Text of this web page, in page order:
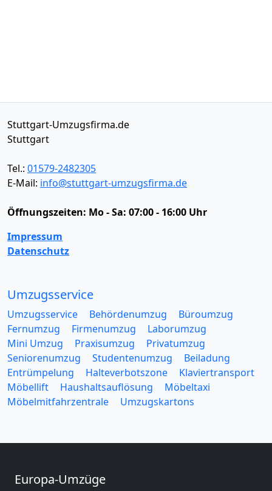
Stuttgart-Umzugsfirma.de
Stuttgart
Tel.: 01579-2482305
E-Mail: info@stuttgart-umzugsfirma.de
Öffnungszeiten: Mo - Sa: 07:00 - 16:00 Uhr
Impressum
Datenschutz
Umzugsservice
Umzugsservice Behördenumzug
Büroumzug
Fernumzug
Firmenumzug
Laborumzug
Mini Umzug
Praxisumzug
Privatumzug
Seniorenumzug
Studentenumzug
Beiladung
Entrümpelung
Halteverbotszone
Klaviertransport
Möbellift
Haushaltsauflösung
Möbeltaxi
Möbelmitfahrzentrale
Umzugskartons
Europa-Umzüge